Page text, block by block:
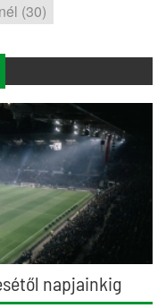
(30)
napjainkig